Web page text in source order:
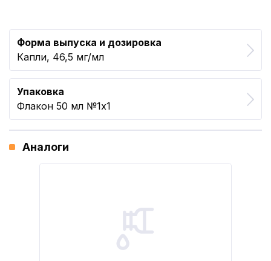
Форма выпуска и дозировка
Капли, 46,5 мг/мл
Упаковка
Флакон 50 мл №1x1
Аналоги